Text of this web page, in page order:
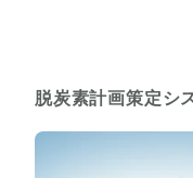
脱炭素計画策定シ